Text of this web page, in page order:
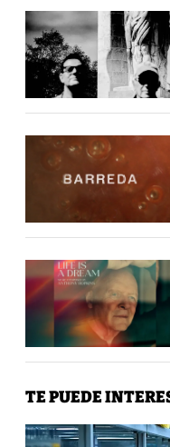
TE PUEDE